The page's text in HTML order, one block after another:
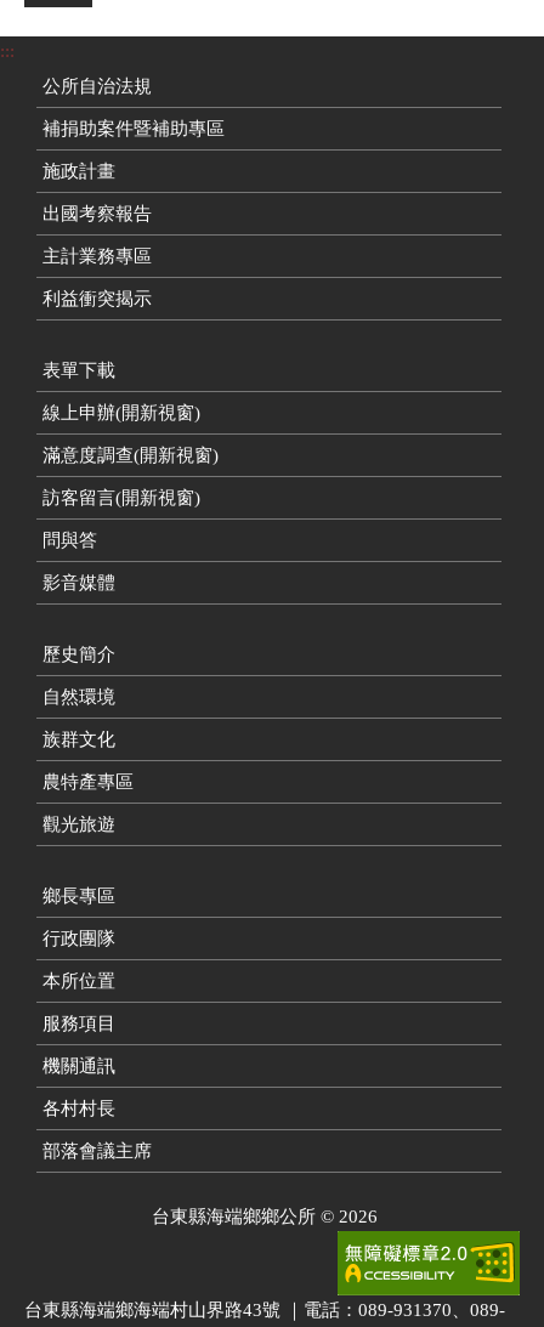
:::
公所自治法規
補捐助案件暨補助專區
施政計畫
出國考察報告
主計業務專區
利益衝突揭示
表單下載
線上申辦(開新視窗)
滿意度調查(開新視窗)
訪客留言(開新視窗)
問與答
影音媒體
歷史簡介
自然環境
族群文化
農特產專區
觀光旅遊
鄉長專區
行政團隊
本所位置
服務項目
機關通訊
各村村長
部落會議主席
台東縣海端鄉鄉公所 © 2026
台東縣海端鄉海端村山界路43號 ｜電話：089-931370、089-